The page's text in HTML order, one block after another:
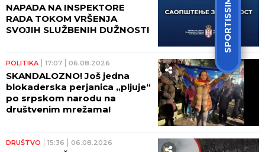
SPORTISSIMO
NAPADA NA INSPEKTORE
RADA TOKOM VRŠENJA
SVOJIH SLUŽBENIH DUŽNOSTI
POLITIKA 17:07 06.08.2026
SKANDALOZNO! Još jedna
blokaderska perjanica „pljuje“
po srpskom narodu na
društvenim mrežama!
DRUŠTVO 15:36 06.08.2026